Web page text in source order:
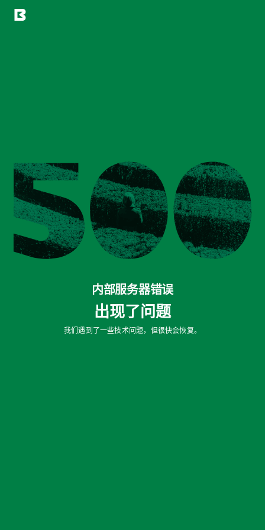
内部服务器错误
出现了问题
我们遇到了一些技术问题，但很快会恢复。